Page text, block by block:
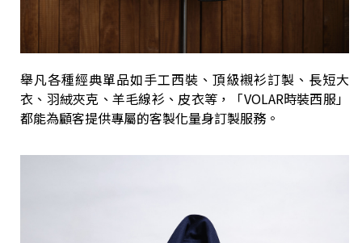
舉凡各種經典單品如手工西裝、頂級襯衫訂製、長短大
衣、羽絨夾克、羊毛線衫、皮衣等，「VOLAR時裝西服」
都能為顧客提供專屬的客製化量身訂製服務。